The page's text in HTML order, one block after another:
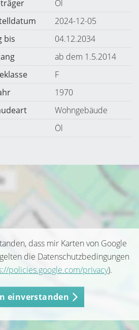
Öl
2024-12-05
bis
04.12.2034
ab dem 1.5.2014
F
1970
Wohngebäude
Öl
dass mir Karten von Google
die Datenschutzbedingungen
policies.google.com/privacy).
einverstanden